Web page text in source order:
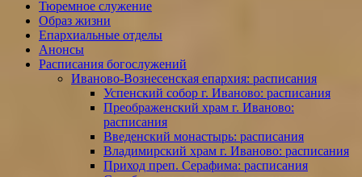
Тюремное служение
Образ жизни
Епархиальные отделы
Анонсы
Расписания богослужений
Иваново-Вознесенская епархия: расписания
Успенский собор г. Иваново: расписания
Преображенский храм г. Иваново:
расписания
Введенский монастырь: расписания
Владимирский храм г. Иваново: расписания
Приход преп. Серафима: расписания